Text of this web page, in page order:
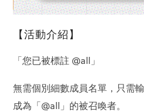
【活動介紹】
「您已被標註 @all」
無需個別細數成員名單，只需
成為「@all」的被召喚者。